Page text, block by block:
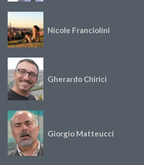
Nicole Franciolini
Gherardo Chirici
Giorgio Matteucci